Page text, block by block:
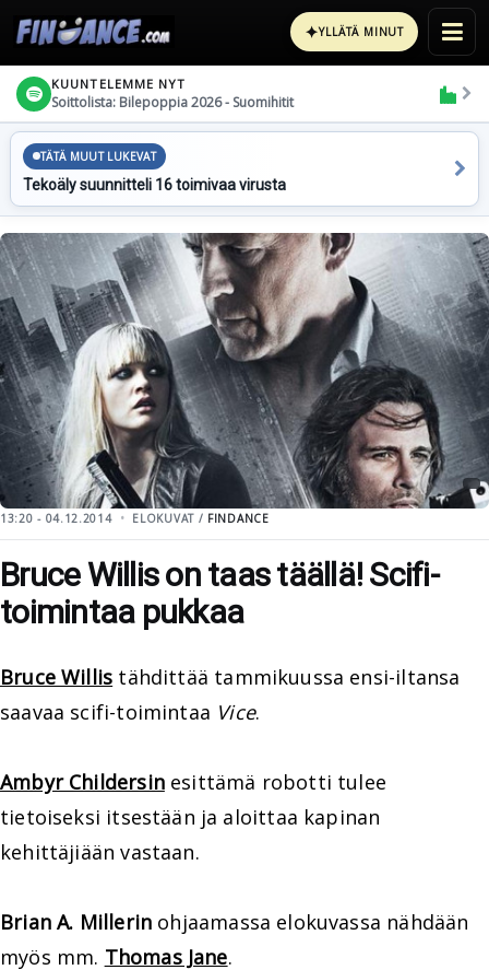
✦YLLÄTÄ MINUT
KUUNTELEMME NYT
Soittolista: Bilepoppia 2026 - Suomihitit
TÄTÄ MUUT LUKEVAT
Tekoäly suunnitteli 16 toimivaa virusta
13:20 - 04.12.2014 ELOKUVAT / FINDANCE
Bruce Willis on taas täällä! Scifi-
toimintaa pukkaa
Bruce Willis tähdittää tammikuussa ensi-iltansa
saavaa scifi-toimintaa Vice.
Ambyr Childersinesittämä robotti tulee
tietoiseksi itsestään ja aloittaa kapinan
kehittäjiään vastaan.
Brian A. Millerin ohjaamassa elokuvassa nähdään
myös mm. Thomas Jane.